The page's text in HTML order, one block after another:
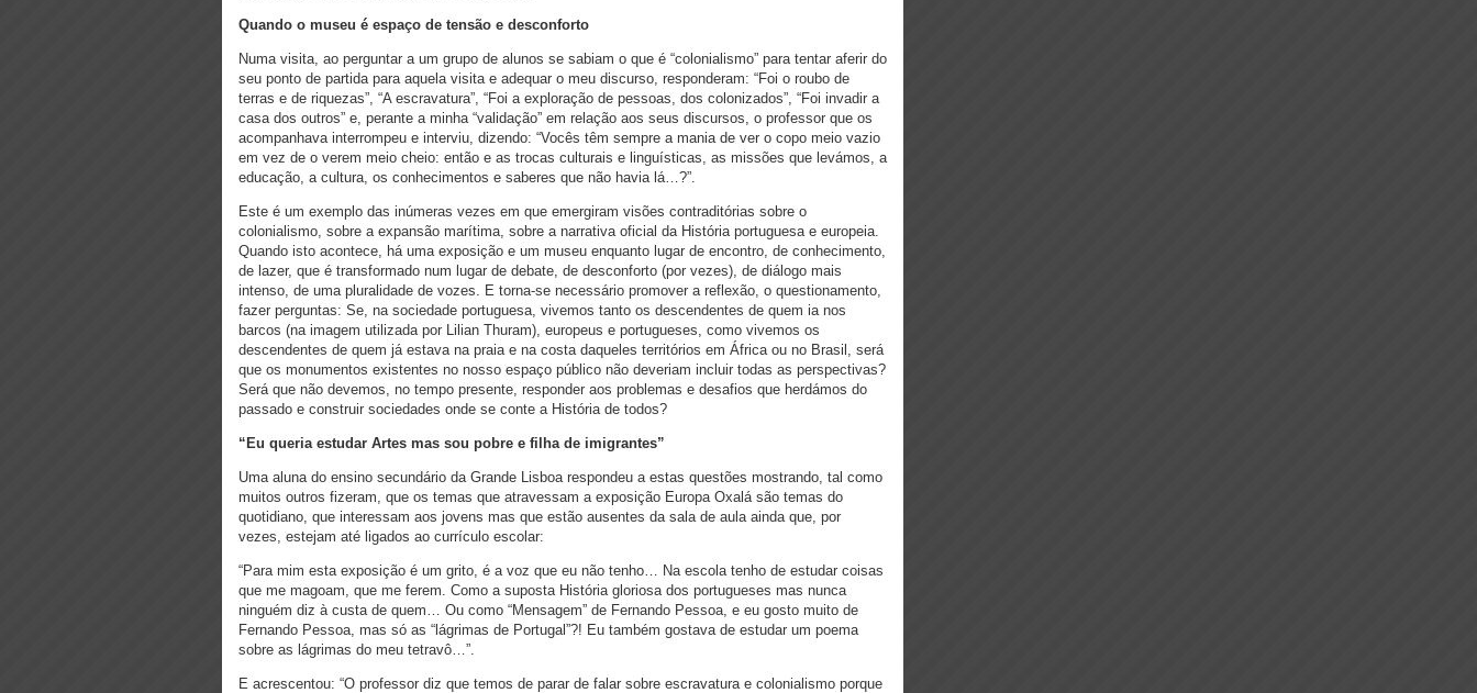
Quando o museu é espaço de tensão e desconforto
Numa visita, ao perguntar a um grupo de alunos se sabiam o que é “colonialismo” para tentar aferir do
seu ponto de partida para aquela visita e adequar o meu discurso, responderam: “Foi o roubo de
terras e de riquezas”, “A escravatura”, “Foi a exploração de pessoas, dos colonizados”, “Foi invadir a
casa dos outros” e, perante a minha “validação” em relação aos seus discursos, o professor que os
acompanhava interrompeu e interviu, dizendo: “Vocês têm sempre a mania de ver o copo meio vazio
em vez de o verem meio cheio: então e as trocas culturais e linguísticas, as missões que levámos, a
educação, a cultura, os conhecimentos e saberes que não havia lá…?”.
Este é um exemplo das inúmeras vezes em que emergiram visões contraditórias sobre o
colonialismo, sobre a expansão marítima, sobre a narrativa oficial da História portuguesa e europeia.
Quando isto acontece, há uma exposição e um museu enquanto lugar de encontro, de conhecimento,
de lazer, que é transformado num lugar de debate, de desconforto (por vezes), de diálogo mais
intenso, de uma pluralidade de vozes. E torna-se necessário promover a reflexão, o questionamento,
fazer perguntas: Se, na sociedade portuguesa, vivemos tanto os descendentes de quem ia nos
barcos (na imagem utilizada por Lilian Thuram), europeus e portugueses, como vivemos os
descendentes de quem já estava na praia e na costa daqueles territórios em África ou no Brasil, será
que os monumentos existentes no nosso espaço público não deveriam incluir todas as perspectivas?
Será que não devemos, no tempo presente, responder aos problemas e desafios que herdámos do
passado e construir sociedades onde se conte a História de todos?
“Eu queria estudar Artes mas sou pobre e filha de imigrantes”
Uma aluna do ensino secundário da Grande Lisboa respondeu a estas questões mostrando, tal como
muitos outros fizeram, que os temas que atravessam a exposição Europa Oxalá são temas do
quotidiano, que interessam aos jovens mas que estão ausentes da sala de aula ainda que, por
vezes, estejam até ligados ao currículo escolar:
“Para mim esta exposição é um grito, é a voz que eu não tenho… Na escola tenho de estudar coisas
que me magoam, que me ferem. Como a suposta História gloriosa dos portugueses mas nunca
ninguém diz à custa de quem… Ou como “Mensagem” de Fernando Pessoa, e eu gosto muito de
Fernando Pessoa, mas só as “lágrimas de Portugal”?! Eu também gostava de estudar um poema
sobre as lágrimas do meu tetravô…”.
E acrescentou: “O professor diz que temos de parar de falar sobre escravatura e colonialismo porque